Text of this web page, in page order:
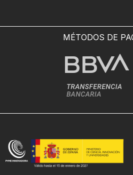
MÉTODOS DE